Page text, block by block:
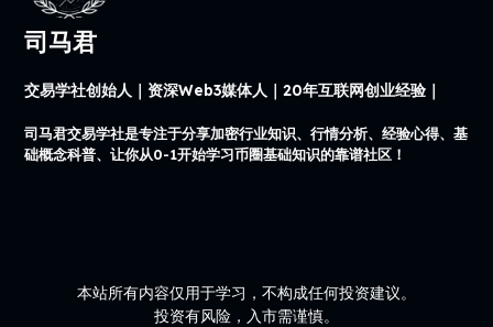
司马君
交易学社创始人｜资深Web3媒体人｜20年互联网创业经验｜
司马君交易学社是专注于分享加密行业知识、行情分析、经验心得、基
础概念科普、让你从0-1开始学习币圈基础知识的靠谱社区！
本站所有内容仅用于学习，不构成任何投资建议。
投资有风险，入市需谨慎。